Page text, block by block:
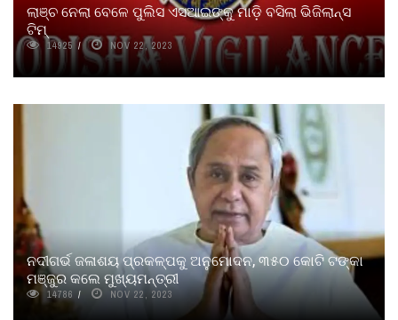
ଲାଞ୍ଚ ନେଲା ବେଳେ ପୁଲିସ ଏସଆଇଙ୍କୁ ମାଡ଼ି ବସିଲା ଭିଜିଲାନ୍ସ
ଟିମ୍
14925 NOV 22, 2023
ନଦୀଗର୍ଭ ଜଳାଶୟ ପ୍ରକଳ୍ପକୁ ଅନୁମୋଦନ, ୩୫୦ କୋଟି ଟଙ୍କା
ମଞ୍ଜୁର କଲେ ମୁଖ୍ୟମନ୍ତ୍ରୀ
14786 NOV 22, 2023